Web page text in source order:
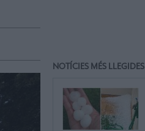
NOTÍCIES MÉS LLEGIDES